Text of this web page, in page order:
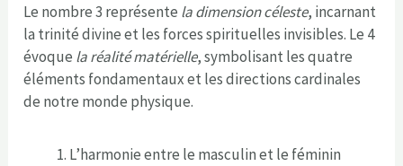
Le nombre 3 représente la dimension céleste, incarnant
la trinité divine et les forces spirituelles invisibles. Le 4
évoque la réalité matérielle, symbolisant les quatre
éléments fondamentaux et les directions cardinales
de notre monde physique.
L’harmonie entre le masculin et le féminin